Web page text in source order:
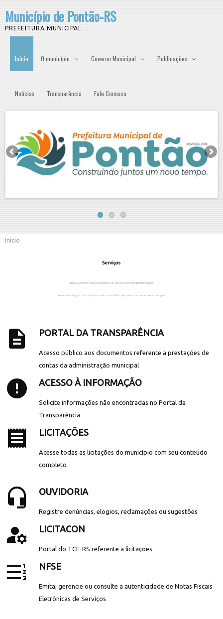
Município de Pontão-RS
PREFEITURA MUNICIPAL
Início O município Governo Municipal Publicações
Notícias Transparência Fale Conosco
Início
Serviços
Abaixo, você tem acesso a todos os serviços online disponibilizados
pela administração municipal destinados a cidadãos, empresas e servidores municipais.
description PORTAL DA TRANSPARÊNCIA
Acesso público aos documentos referente a prestações de
contas da administração municipal
error ACESSO À INFORMAÇÃO
Solicite informações não encontradas no Portal da
Transparência
receipt LICITAÇÕES
Acesse todas as licitações do município com seu conteúdo
completo
headset_mic OUVIDORIA
Registre denúncias, elogios, reclamações ou sugestões
manage_accounts LICITACON
Portal do TCE-RS referente a licitações
format_list_numbered_rtl NFSE
Emita, gerencie ou consulte a autenticidade de Notas Fiscais
Eletrônicas de Serviços